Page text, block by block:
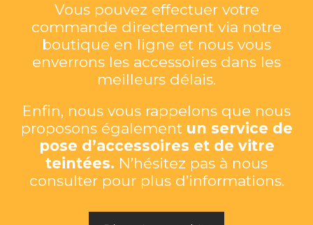
Vous pouvez effectuer votre
commande directement via notre
boutique en ligne et nous vous
enverrons les accessoires dans les
meilleurs délais.
Enfin, nous vous rappelons que nous
proposons également un service de
pose d’accessoires et de vitre
teintées. N’hésitez pas à nous
consulter pour plus d’informations.